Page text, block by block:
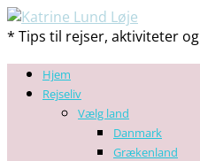
* Tips til rejser, aktiviteter
Hjem
Rejseliv
Vælg land
Danmark
Grækenland